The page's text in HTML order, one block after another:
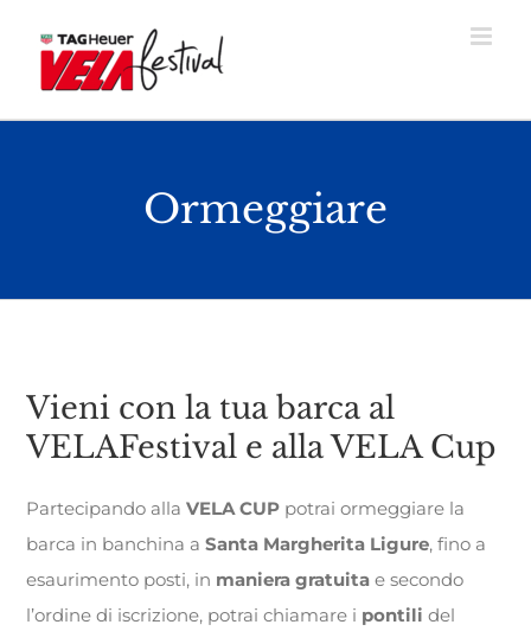
content
Ormeggiare
Vieni con la tua barca al
VELAFestival e alla VELA Cup
Partecipando allaVELA CUP potrai ormeggiare la
barca in banchina aSanta Margherita Ligure, fino a
esaurimento posti, in maniera gratuita e secondo
l’ordine di iscrizione, potrai chiamare i pontili del